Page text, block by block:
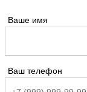
Ваше имя
Ваш телефон